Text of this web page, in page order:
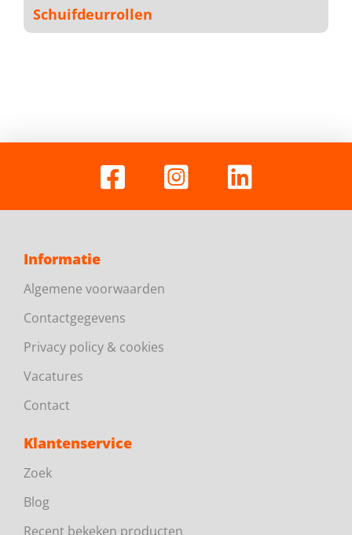
Schuifdeurrollen
Informatie
Algemene voorwaarden
Contactgegevens
Privacy policy & cookies
Vacatures
Contact
Klantenservice
Zoek
Blog
Recent bekeken producten